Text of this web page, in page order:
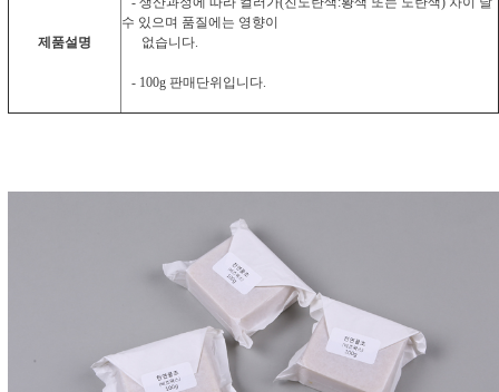
제품설명
수 있으며 품질에는 영향이
없습니다.
- 100g 판매단위입니다.